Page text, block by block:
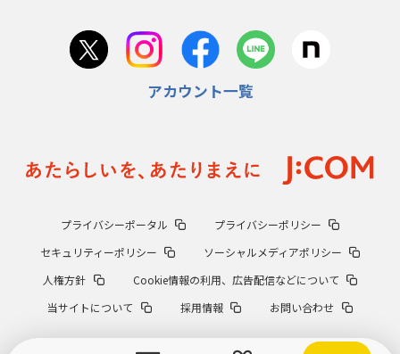
アカウント一覧
プライバシーポータル
プライバシーポリシー
セキュリティーポリシー
ソーシャルメディアポリシー
人権方針
Cookie情報の利用、広告配信などについて
当サイトについて
採用情報 お問い合わせ